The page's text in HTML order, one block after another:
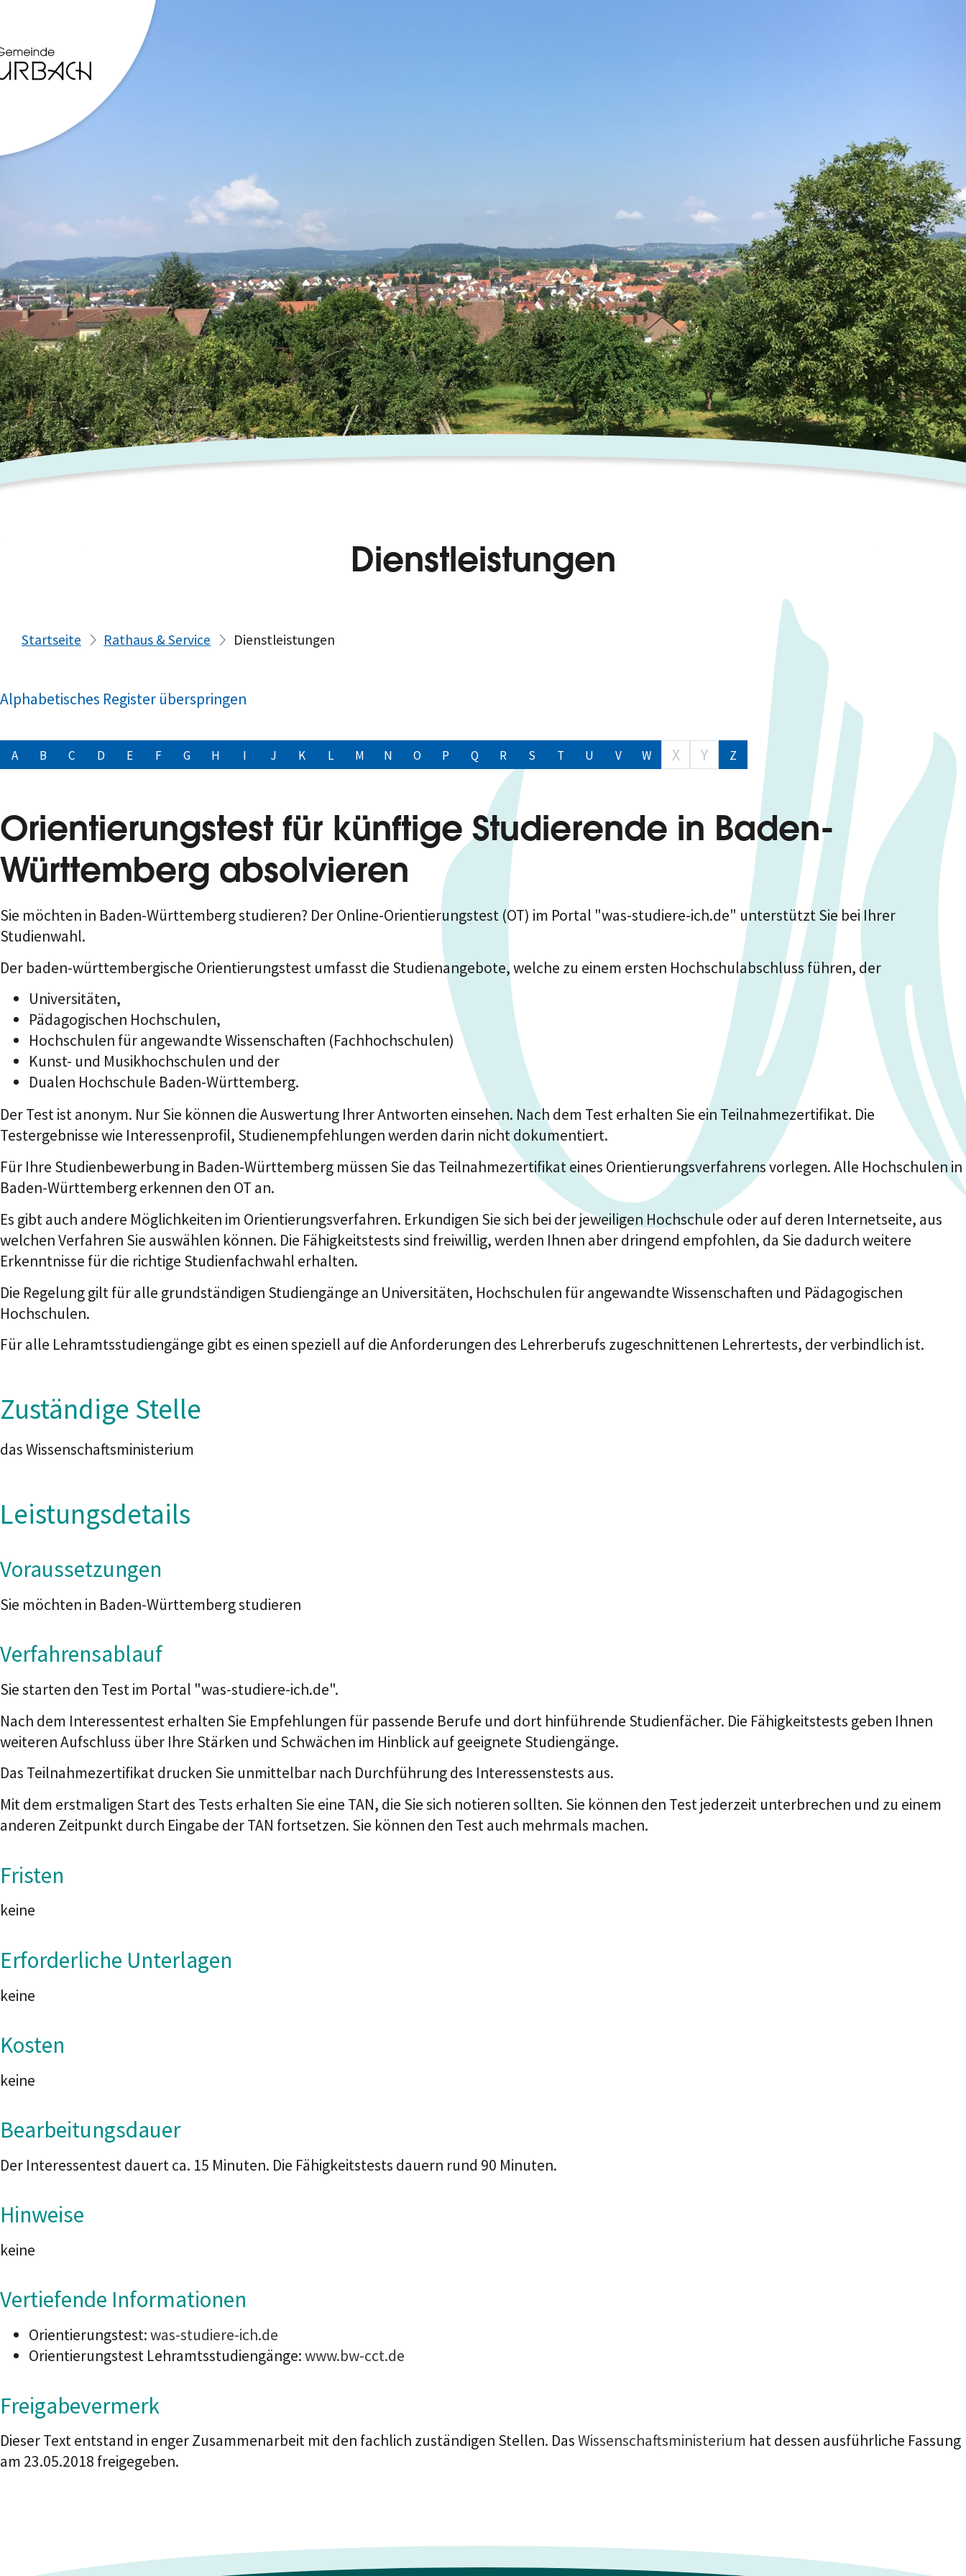
Dienstleistungen
Startseite Rathaus & Service Dienstleistungen
Alphabetisches Register überspringen
A B C D E F G H I J K L M N O P Q R S T U V W X Y Z
Orientierungstest für künftige Studierende in Baden-
Württemberg absolvieren
Sie möchten in Baden-Württemberg studieren? Der Online-Orientierungstest (OT) im Portal "was-studiere-ich.de" unterstützt Sie bei Ihrer
Studienwahl.
Der baden-württembergische Orientierungstest umfasst die Studienangebote, welche zu einem ersten Hochschulabschluss führen, der
Universitäten,
Pädagogischen Hochschulen,
Hochschulen für angewandte Wissenschaften (Fachhochschulen)
Kunst- und Musikhochschulen und der
Dualen Hochschule Baden-Württemberg.
Der Test ist anonym. Nur Sie können die Auswertung Ihrer Antworten einsehen. Nach dem Test erhalten Sie ein Teilnahmezertifikat. Die
Testergebnisse wie Interessenprofil, Studienempfehlungen werden darin nicht dokumentiert.
Für Ihre Studienbewerbung in Baden-Württemberg müssen Sie das Teilnahmezertifikat eines Orientierungsverfahrens vorlegen. Alle Hochschulen in
Baden-Württemberg erkennen den OT an.
Es gibt auch andere Möglichkeiten im Orientierungsverfahren. Erkundigen Sie sich bei der jeweiligen Hochschule oder auf deren Internetseite, aus
welchen Verfahren Sie auswählen können. Die Fähigkeitstests sind freiwillig, werden Ihnen aber dringend empfohlen, da Sie dadurch weitere
Erkenntnisse für die richtige Studienfachwahl erhalten.
Die Regelung gilt für alle grundständigen Studiengänge an Universitäten, Hochschulen für angewandte Wissenschaften und Pädagogischen
Hochschulen.
Für alle Lehramtsstudiengänge gibt es einen speziell auf die Anforderungen des Lehrerberufs zugeschnittenen Lehrertests, der verbindlich ist.
Zuständige Stelle
das Wissenschaftsministerium
Leistungsdetails
Voraussetzungen
Sie möchten in Baden-Württemberg studieren
Verfahrensablauf
Sie starten den Test im Portal "was-studiere-ich.de".
Nach dem Interessentest erhalten Sie Empfehlungen für passende Berufe und dort hinführende Studienfächer. Die Fähigkeitstests geben Ihnen
weiteren Aufschluss über Ihre Stärken und Schwächen im Hinblick auf geeignete Studiengänge.
Das Teilnahmezertifikat drucken Sie unmittelbar nach Durchführung des Interessenstests aus.
Mit dem erstmaligen Start des Tests erhalten Sie eine TAN, die Sie sich notieren sollten. Sie können den Test jederzeit unterbrechen und zu einem
anderen Zeitpunkt durch Eingabe der TAN fortsetzen. Sie können den Test auch mehrmals machen.
Fristen
keine
Erforderliche Unterlagen
keine
Kosten
keine
Bearbeitungsdauer
Der Interessentest dauert ca. 15 Minuten. Die Fähigkeitstests dauern rund 90 Minuten.
Hinweise
keine
Vertiefende Informationen
Orientierungstest:was-studiere-ich.de
Orientierungstest Lehramtsstudiengänge:www.bw-cct.de
Freigabevermerk
Dieser Text entstand in enger Zusammenarbeit mit den fachlich zuständigen Stellen. DasWissenschaftsministerium hat dessen ausführliche Fassung
am 23.05.2018 freigegeben.